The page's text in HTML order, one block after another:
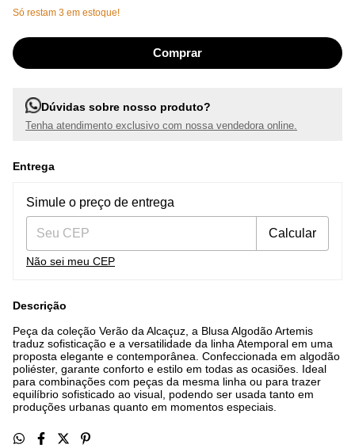
Só restam 3 em estoque!
Dúvidas sobre nosso produto?
Tenha atendimento exclusivo com nossa vendedora online.
Entrega
Entregas para o CEP:
Simule o preço de entrega
Calcular
Não sei meu CEP
Descrição
Peça da coleção Verão da Alcaçuz, a Blusa Algodão Artemis
traduz sofisticação e a versatilidade da linha Atemporal em uma
proposta elegante e contemporânea. Confeccionada em algodão
poliéster, garante conforto e estilo em todas as ocasiões. Ideal
para combinações com peças da mesma linha ou para trazer
equilíbrio sofisticado ao visual, podendo ser usada tanto em
produções urbanas quanto em momentos especiais.